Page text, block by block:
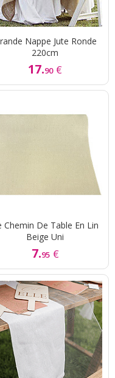
Nappe Jute Ronde
220cm
17.90 €
Chemin De Table En Lin
Beige Uni
7.95 €